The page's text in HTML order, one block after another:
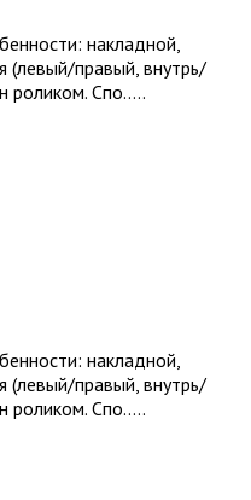
накладной,
(левый/правый, внутрь/
роликом. Спо.....
накладной,
(левый/правый, внутрь/
роликом. Спо.....